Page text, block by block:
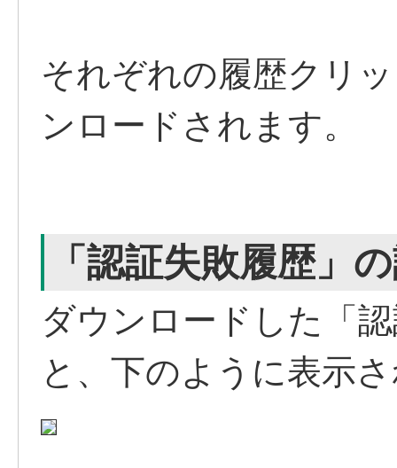
それぞれの履歴クリ
ンロードされます。
「認証失敗履歴」
ダウンロードした「
と、下のように表示